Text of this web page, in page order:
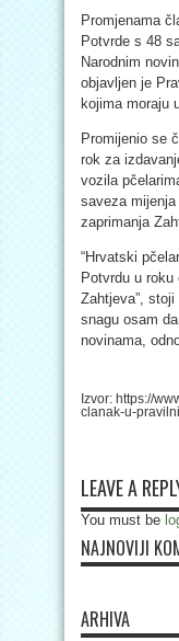
Promjenama
Potvrde s 48
Narodnim
objavljen je
kojima moraju
Promijenio se
rok za
vozila
saveza
zaprimanja
“Hrvatski
Potvrdu u roku
Zahtjeva”,
snagu osam
novinama,
Izvor: https://
clanak-u-
LEAVE A
You must be
NAJNOVIJI
ARHIVA